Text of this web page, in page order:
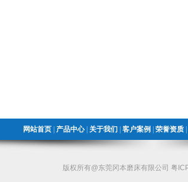
网站首页 产品中心| 关于我们 客户案例 荣誉资质
版权所有@东莞冈本磨床有限公司 粤